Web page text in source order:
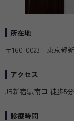
所在地
〒160-0023 東京都
アクセス
JR新宿駅南口 徒歩5分
診療時間